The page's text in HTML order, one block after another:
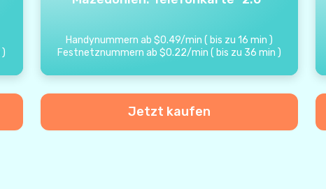
)
Handynummern ab $0.49/min ( bis zu 16 min )
Festnetznummern ab $0.22/min ( bis zu 36 min )
Jetzt kaufen